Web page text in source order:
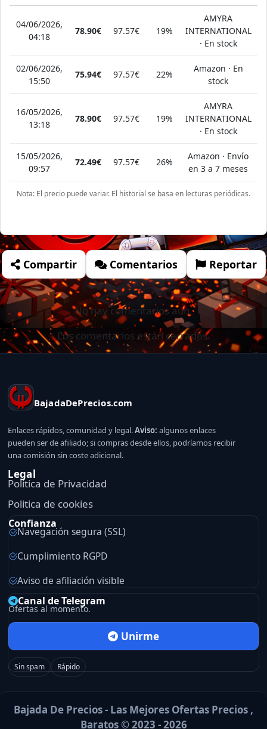
04/06/2026,
04:18
78.90€ 97.57€ 19%
AMYRA
INTERNATIONAL
· En stock
02/06/2026,
15:50
75.94€ 97.57€ 22%
Amazon · En
stock
16/05/2026,
13:18
78.90€ 97.57€ 19%
AMYRA
INTERNATIONAL
· En stock
15/05/2026,
09:57
72.49€ 97.57€ 26%
Amazon · Envío
en 3 a 7 meses
Nota: El precio puede variar. El historial se basa en lecturas periódicas.
Compartir Comentarios Reportar
No hay comentarios aún.
Los comentarios están cerrados.
BajadaDePrecios.com
Enlaces rápidos, comunidad y legal.Aviso: algunos enlaces
pueden ser de afiliado; si compras desde ellos, podríamos recibir
una comisión sin coste adicional.
Legal
Politica de Privacidad
Politica de cookies
Confianza
Navegación segura (SSL)
Cumplimiento RGPD
Aviso de afiliación visible
Canal de Telegram
Ofertas al momento.
Unirme
Sin spam Rápido
Bajada De Precios - Las Mejores Ofertas Precios ,
Baratos © 2023 - 2026